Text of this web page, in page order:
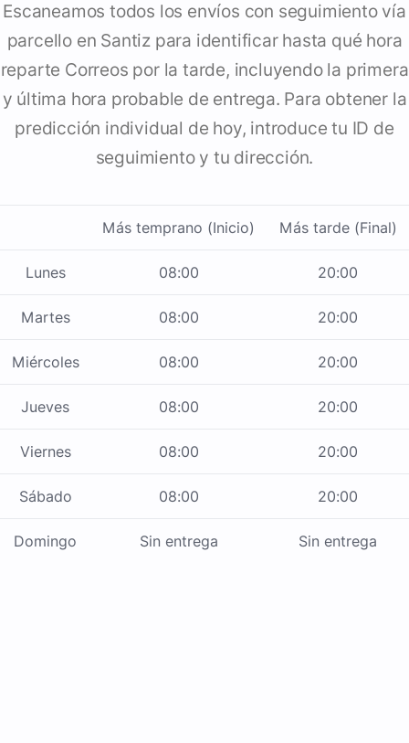
Escaneamos todos los envíos con seguimiento vía
parcello en Santiz para identificar hasta qué hora
reparte Correos por la tarde, incluyendo la primera
y última hora probable de entrega. Para obtener la
predicción individual de hoy, introduce tu ID de
seguimiento y tu dirección.
Más temprano (Inicio) Más tarde (Final)
Lunes 08:00 20:00
Martes 08:00 20:00
Miércoles 08:00 20:00
Jueves 08:00 20:00
Viernes 08:00 20:00
Sábado 08:00 20:00
Domingo Sin entrega Sin entrega